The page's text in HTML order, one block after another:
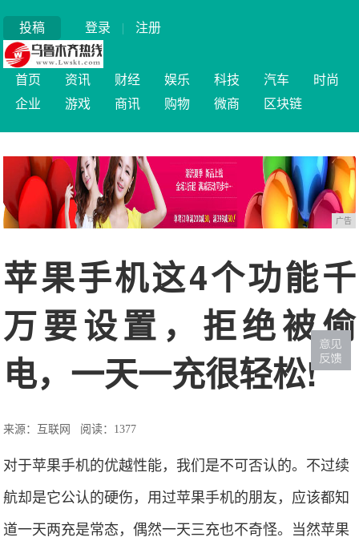
投稿 登录 | 注册
首页 资讯 财经 娱乐 科技 汽车
时尚
企业
游戏 商讯 购物 微商 区块链
广告
苹果手机这4个功能千
万要设置，拒绝被偷
电，一天一充很轻松!
来源：互联网 阅读：1377
对于苹果手机的优越性能，我们是不可否认的。不过续
航却是它公认的硬伤，用过苹果手机的朋友，应该都知
道一天两充是常态，偶然一天三充也不奇怪。当然苹果